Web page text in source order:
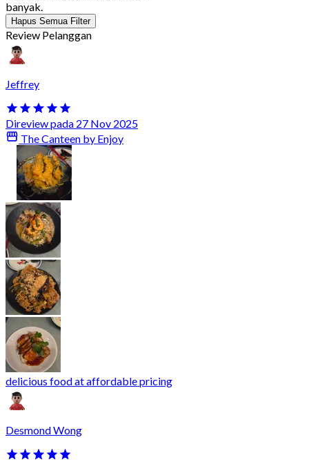
banyak.
Hapus Semua Filter
Review Pelanggan
Jeffrey
Direview pada 27 Nov 2025
The Canteen by Enjoy
delicious food at affordable pricing
Desmond Wong